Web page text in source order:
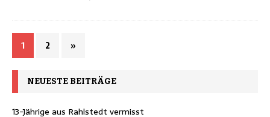
1 2 »
NEUESTE BEITRÄGE
13-Jährige aus Rahlstedt vermisst